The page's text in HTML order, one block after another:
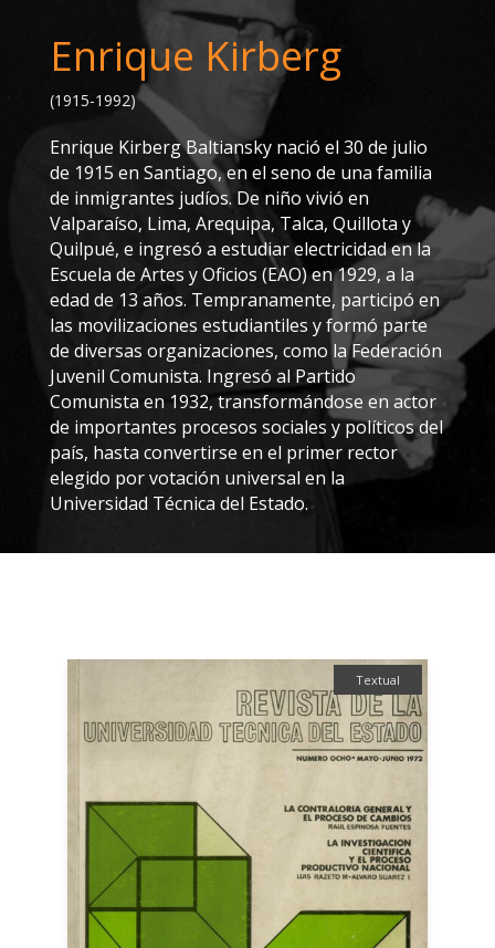
Enrique Kirberg
(1915-1992)
Enrique Kirberg Baltiansky nació el 30 de julio
de 1915 en Santiago, en el seno de una familia
de inmigrantes judíos. De niño vivió en
Valparaíso, Lima, Arequipa, Talca, Quillota y
Quilpué, e ingresó a estudiar electricidad en la
Escuela de Artes y Oficios (EAO) en 1929, a la
edad de 13 años. Tempranamente, participó en
las movilizaciones estudiantiles y formó parte
de diversas organizaciones, como la Federación
Juvenil Comunista. Ingresó al Partido
Comunista en 1932, transformándose en actor
de importantes procesos sociales y políticos del
país, hasta convertirse en el primer rector
elegido por votación universal en la
Universidad Técnica del Estado.
Textual